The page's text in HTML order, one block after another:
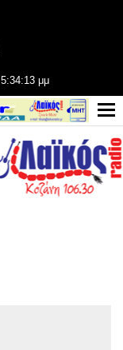
5:34:13 μμ